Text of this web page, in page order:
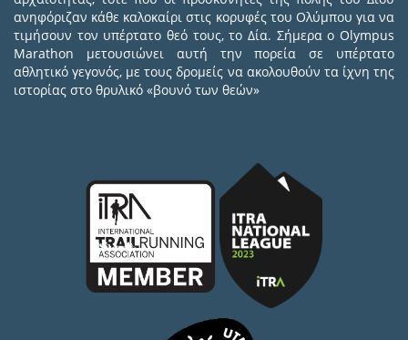
ανηφόριζαν κάθε καλοκαίρι στις κορυφές του Ολύμπου για να
τιμήσουν τον υπέρτατο θεό τους, το Δία. Σήμερα ο Olympus
Marathon μετουσιώνει αυτή την πορεία σε υπέρτατο
αθλητικό γεγονός, με τους δρομείς να ακολουθούν τα ίχνη της
ιστορίας στο θρυλικό «βουνό των θεών»